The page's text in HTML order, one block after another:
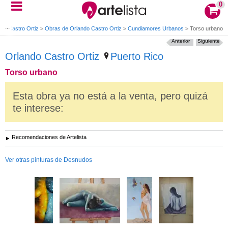
0
Castro Ortiz > Obras de Orlando Castro Ortiz > Cundiamores Urbanos > Torso urbano
Orlando Castro Ortiz Puerto Rico
Torso urbano
Siguiente
Anterior
Esta obra ya no está a la venta, pero quizá
te interese:
Recomendaciones de Artelista
Ver otras pinturas de Desnudos